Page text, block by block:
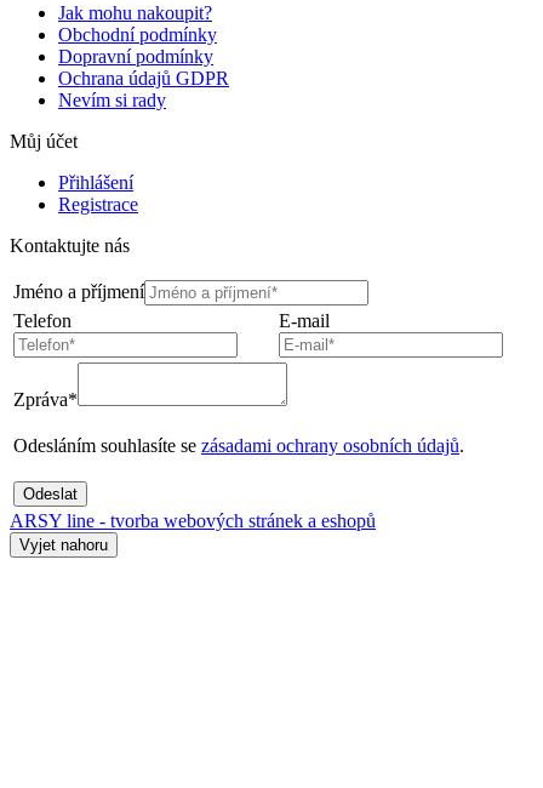
Jak mohu nakoupit?
Obchodní podmínky
Dopravní podmínky
Ochrana údajů GDPR
Nevím si rady
Můj účet
Přihlášení
Registrace
Kontaktujte nás
Jméno a příjmení
Telefon
E-mail
Zpráva*
Odesláním souhlasíte se zásadami ochrany osobních údajů.
Odeslat
ARSY line - tvorba webových stránek a eshopů
Vyjet nahoru